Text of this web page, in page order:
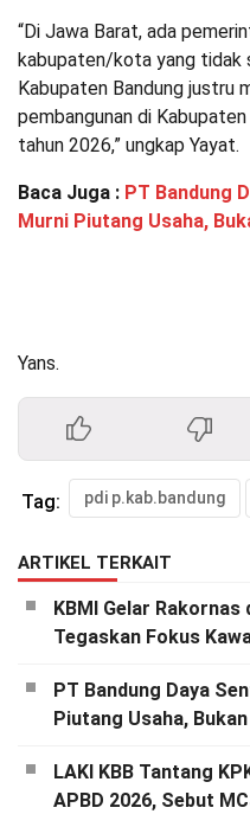
“Di Jawa Barat, ada
kabupaten/kota yang tidak
Kabupaten Bandung justru
pembangunan di
tahun 2026,” ungkap Yayat.
Baca Juga : PT Bandung
Murni Piutang Usaha,
Yans.
Tag: pdi p.kab.bandung
ARTIKEL TERKAIT
KBMI Gelar Rakornas
Tegaskan Fokus
PT Bandung Daya
Piutang Usaha,
LAKI KBB Tantang
APBD 2026, Sebut